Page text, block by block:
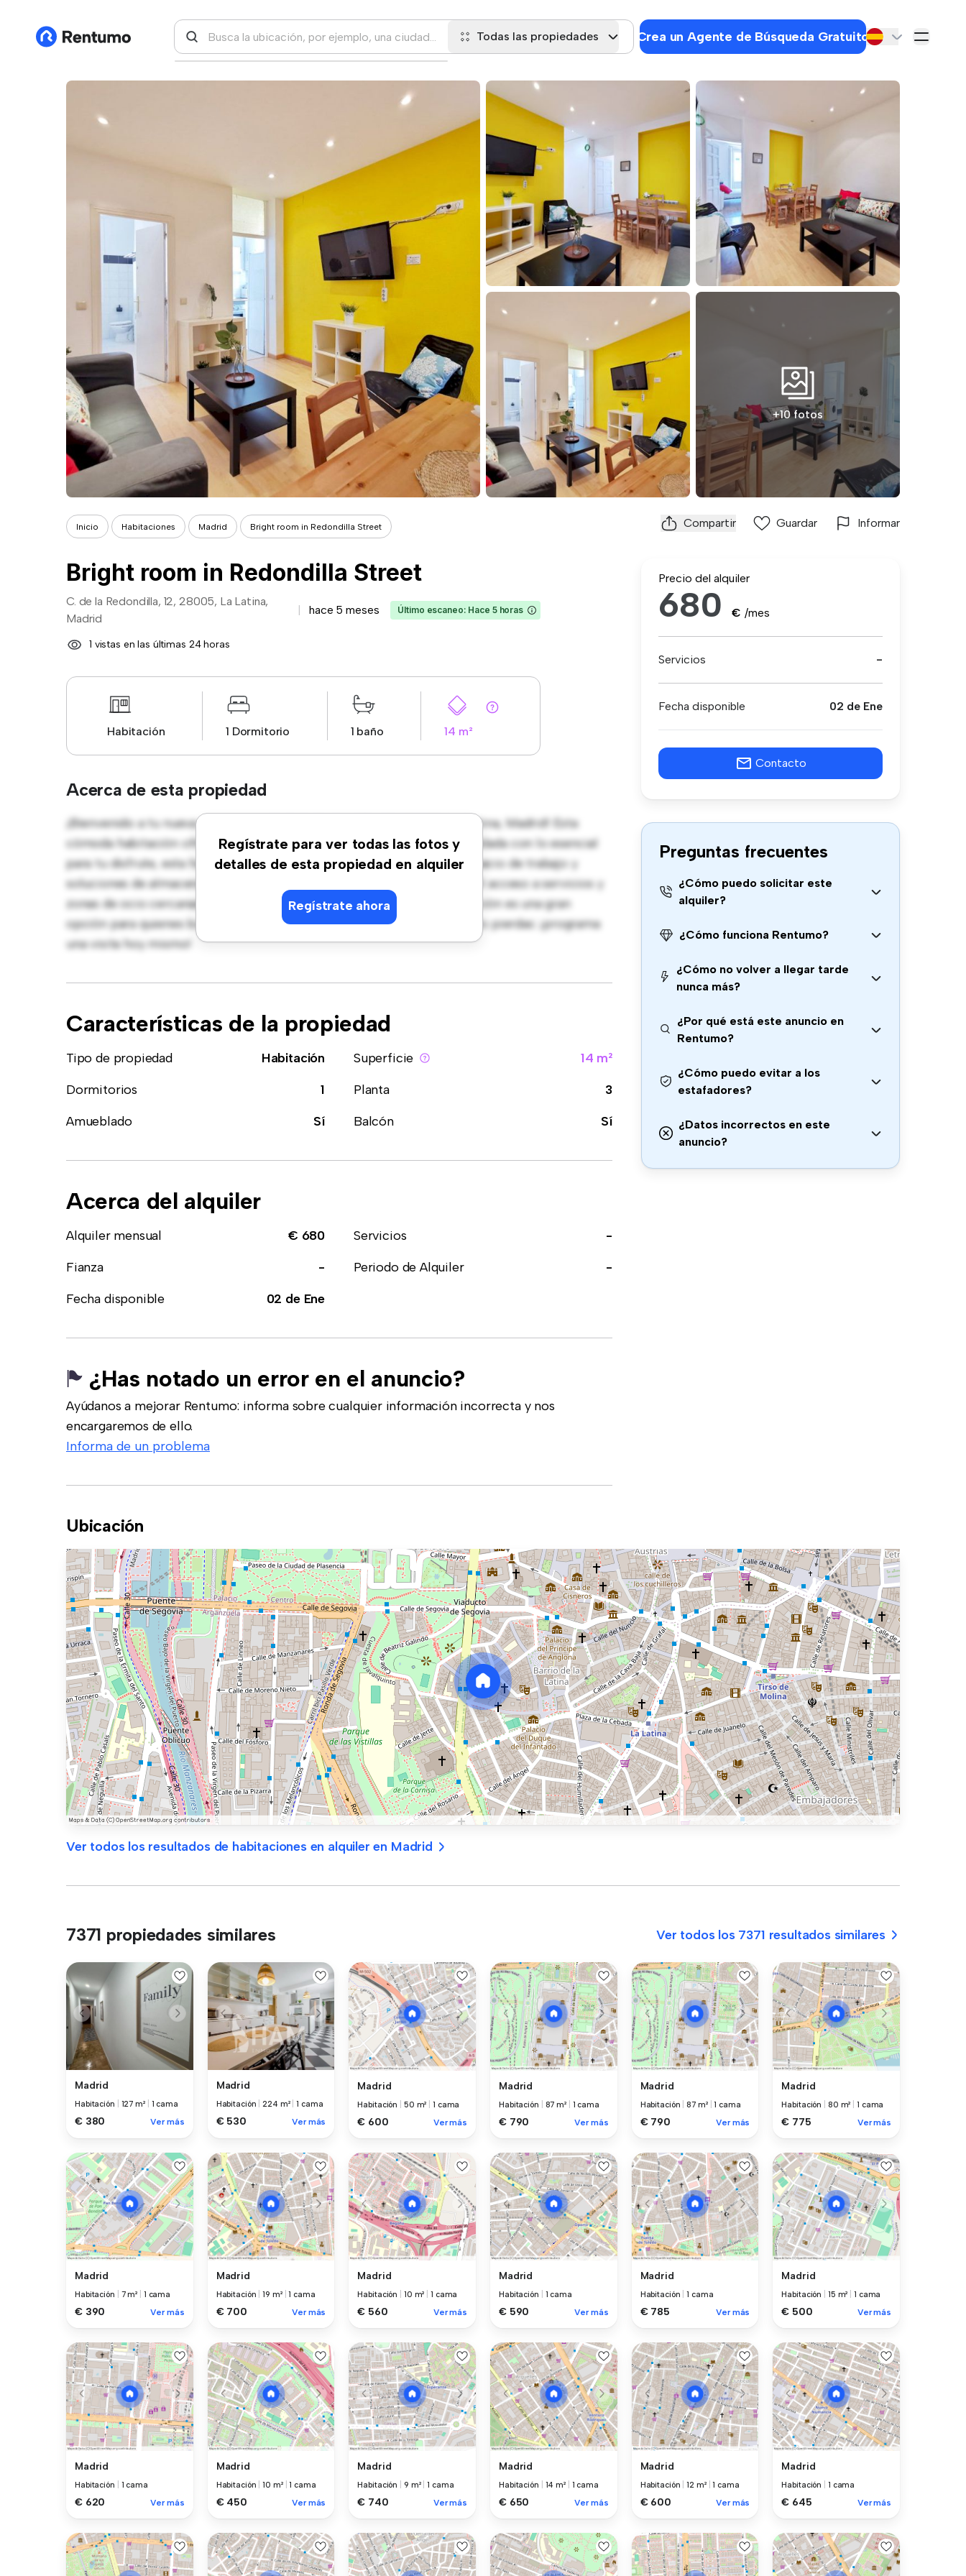
Todas las propiedades Crea un Agente de Búsqueda Gratuito
+10 fotos
Inicio Habitaciones Madrid Bright room in Redondilla Street Compartir Guardar Informar
Bright room in Redondilla Street
C. de la Redondilla, 12, 28005, La Latina,
Madrid
hace 5 meses Último escaneo: Hace 5 horas
1 vistas en las últimas 24 horas
Habitación 1 Dormitorio 1 baño 14 m²
Acerca de esta propiedad
Regístrate para ver todas las fotos y
detalles de esta propiedad en alquiler
Regístrate ahora
¡Bienvenido a tu nueva estancia en C. de la Redondilla, 12, 28005, La Latina, Madrid! Esta
cómoda habitación ofrece un espacio de vida pacífico y privado. Amueblada con lo esencial
para tu disfrute, esta habitación proporciona una cama cómoda, un espacio de trabajo y
soluciones de almacenamiento. Con su increíble ubicación, tendrás fácil acceso a servicios y
zonas de ocio cercanas. Con un precio asequible de € 680, esta habitación es una gran
opción para quienes buscan un estilo de vida cómodo y sencillo. No te lo pierdas: ¡programa
una visita hoy mismo!
Características de la propiedad
Tipo de propiedad Habitación Superficie
14 m²
Dormitorios
1 Planta
3
Amueblado
Sí Balcón Sí
Acerca del alquiler
Alquiler mensual € 680 Servicios
-
Fianza
- Periodo de Alquiler
-
Fecha disponible
02 de Ene
¿Has notado un error en el anuncio?
Ayúdanos a mejorar Rentumo: informa sobre cualquier información incorrecta y nos
encargaremos de ello.
Informa de un problema
Precio del alquiler
680 € /mes
Servicios -
Fecha disponible 02 de Ene
Contacto
Preguntas frecuentes
¿Cómo puedo solicitar este
alquiler?
¿Cómo funciona Rentumo?
¿Cómo no volver a llegar tarde
nunca más?
¿Por qué está este anuncio en
Rentumo?
¿Cómo puedo evitar a los
estafadores?
¿Datos incorrectos en este
anuncio?
Ubicación
Ver todos los resultados de habitaciones en alquiler en Madrid
7371 propiedades similares Ver todos los 7371 resultados similares
Madrid
Habitación 127 m² 1 cama
€ 380 Ver más
Madrid
Habitación |224 m² |1 cama
€ 530 Ver más
Madrid
Habitación 50 m² |1 cama
€ 600 Ver más
Madrid
Habitación 87 m² 1 cama
€ 790 Ver más
Madrid
Habitación |87 m² |1 cama
€ 790 Ver más
Madrid
Habitación 80 m² 1 cama
€ 775 Ver más
Madrid
Habitación 7 m² 1 cama
€ 390 Ver más
Madrid
Habitación |19 m² |1 cama
€ 700 Ver más
Madrid
Habitación 10 m² |1 cama
€ 560 Ver más
Madrid
Habitación 1 cama
€ 590 Ver más
Madrid
Habitación |1 cama
€ 785 Ver más
Madrid
Habitación 15 m² 1 cama
€ 500 Ver más
Madrid
Habitación 1 cama
€ 620 Ver más
Madrid
Habitación |10 m² |1 cama
€ 450 Ver más
Madrid
Habitación 9 m² |1 cama
€ 740 Ver más
Madrid
Habitación 14 m² 1 cama
€ 650 Ver más
Madrid
Habitación |12 m² |1 cama
€ 600 Ver más
Madrid
Habitación 1 cama
€ 645 Ver más